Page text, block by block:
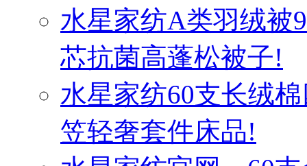
水星家纺A类羽绒被
芯抗菌高蓬松被子!
水星家纺60支长绒
笠轻奢套件床品!